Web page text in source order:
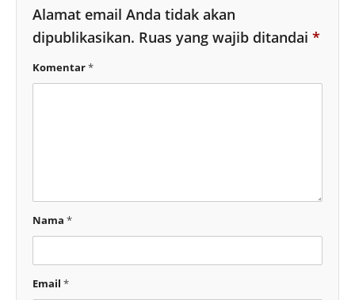
Alamat email Anda tidak akan
dipublikasikan. Ruas yang wajib ditandai *
Komentar*
Nama *
Email *